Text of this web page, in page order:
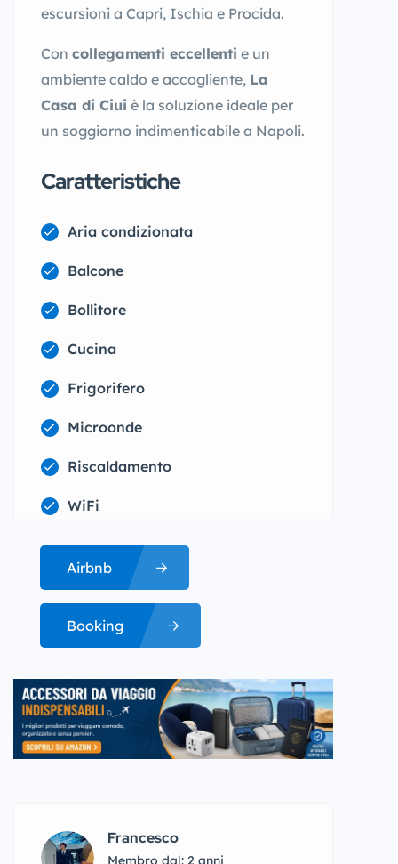
escursioni a Capri, Ischia e Procida.
Con collegamenti eccellenti e un
ambiente caldo e accogliente, La
Casa di Ciui è la soluzione ideale per
un soggiorno indimenticabile a Napoli.
Caratteristiche
Aria condizionata
Balcone
Bollitore
Cucina
Frigorifero
Microonde
Riscaldamento
WiFi
Airbnb
Booking
Francesco